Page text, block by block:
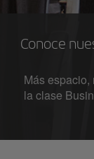
Conoce
Más
la clase